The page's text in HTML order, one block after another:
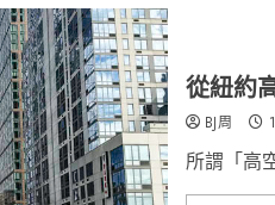
從紐約
BJ周
所謂「高